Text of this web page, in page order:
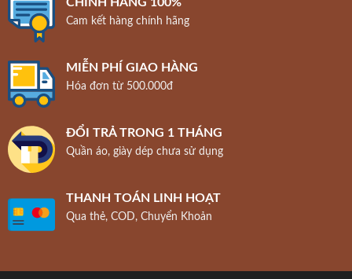
Cam kết hàng chính hãng
MIỄN PHÍ GIAO HÀNG
Hóa đơn từ 500.000đ
ĐỔI TRẢ TRONG 1 THÁNG
Quần áo, giày dép chưa sử dụng
THANH TOÁN LINH HOẠT
Qua thẻ, COD, Chuyển Khoản